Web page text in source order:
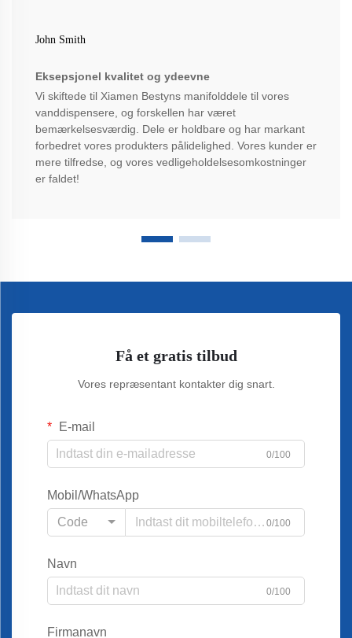
John Smith
Eksepsjonel kvalitet og ydeevne
Vi skiftede til Xiamen Bestyns manifolddele til vores
vanddispensere, og forskellen har været
bemærkelsesværdig. Dele er holdbare og har markant
forbedret vores produkters pålidelighed. Vores kunder er
mere tilfredse, og vores vedligeholdelsesomkostninger
er faldet!
Få et gratis tilbud
Vores repræsentant kontakter dig snart.
E-mail
0/100
Mobil/WhatsApp
Code
0/100
Navn
0/100
Firmanavn